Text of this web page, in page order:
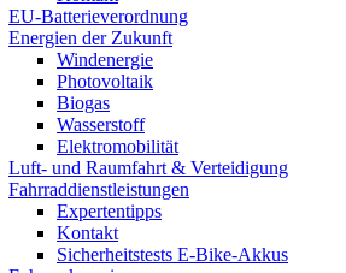
EU-Batterieverordnung
Energien der Zukunft
Windenergie
Photovoltaik
Biogas
Wasserstoff
Elektromobilität
Luft- und Raumfahrt & Verteidigung
Fahrraddienstleistungen
Expertentipps
Kontakt
Sicherheitstests E-Bike-Akkus